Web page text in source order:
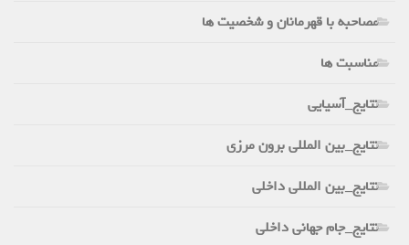
مصاحبه با قهرمانان و شخصیت ها
مناسبت ها
نتایج_آسیایی
نتایج_بین المللی برون مرزی
نتایج_بین المللی داخلی
نتایج_جام جهانی داخلی